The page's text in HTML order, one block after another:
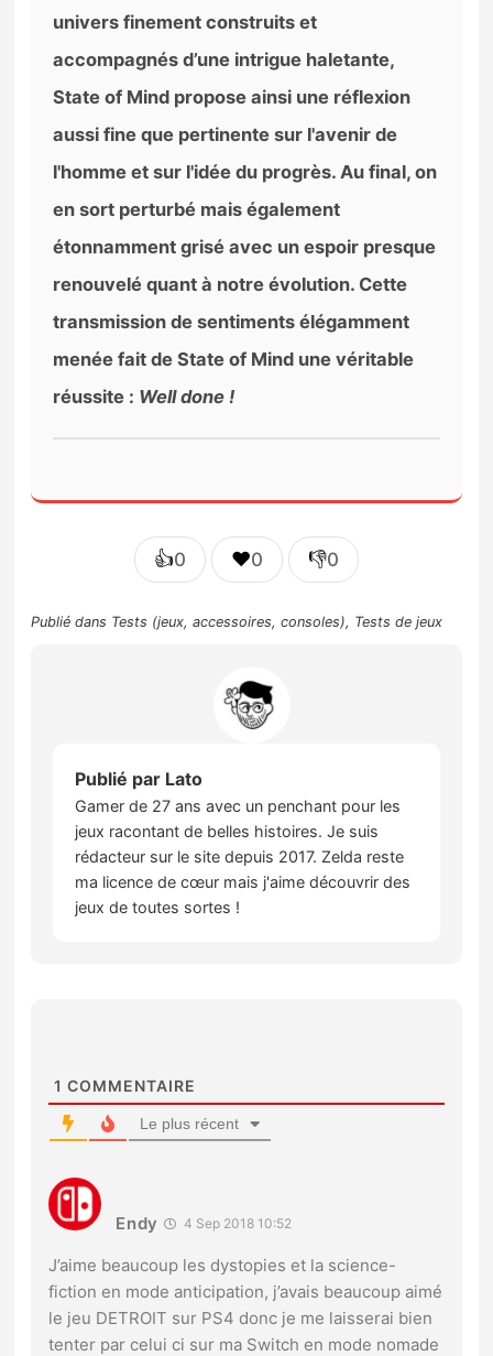
univers finement construits et
accompagnés d’une intrigue haletante,
State of Mind propose ainsi une réflexion
aussi fine que pertinente sur l'avenir de
l'homme et sur l'idée du progrès. Au final, on
en sort perturbé mais également
étonnamment grisé avec un espoir presque
renouvelé quant à notre évolution. Cette
transmission de sentiments élégamment
menée fait de State of Mind une véritable
réussite : Well done !
👍0 ❤️0 👎0
Publié dans Tests (jeux, accessoires, consoles), Tests de jeux
Publié par Lato
Gamer de 27 ans avec un penchant pour les
jeux racontant de belles histoires. Je suis
rédacteur sur le site depuis 2017. Zelda reste
ma licence de cœur mais j'aime découvrir des
jeux de toutes sortes !
1 COMMENTAIRE
Le plus récent
Endy 4 Sep 2018 10:52
J’aime beaucoup les dystopies et la science-
fiction en mode anticipation, j’avais beaucoup aimé
le jeu DETROIT sur PS4 donc je me laisserai bien
tenter par celui ci sur ma Switch en mode nomade